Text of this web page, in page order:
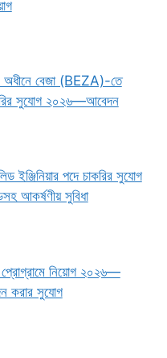
অধীনে বেজা (BEZA)-তে
সুযোগ ২০২৬—আবেদন
ইঞ্জিনিয়ার পদে চাকরির সুযোগ
আকর্ষণীয় সুবিধা
প্রোগ্রামে নিয়োগ ২০২৬—
করার সুযোগ